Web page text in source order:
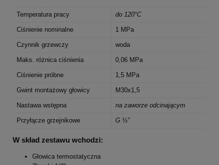
Temperatura pracy do 120°C
Ciśnienie nominalne 1 MPa
Czynnik grzewczy woda
Maks. różnica ciśnienia 0,06 MPa
Ciśnienie próbne 1,5 MPa
Gwint montażowy głowicy M30x1,5
Nastawa wstępna na zaworze odcinającym
Przyłącze grzejnikowe G ½”
W skład zestawu wchodzi:
Głowica termostatyczna